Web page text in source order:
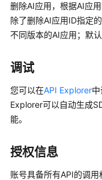
务
公
告
产
介
绍
费
说
明
删除AI应用，根据AI应
除了删除AI应用ID指定
不同版本的AI应用；默
调试
您可以在API Explorer
Explorer可以自动生成
能。
授权信息
账号具备所有API的调